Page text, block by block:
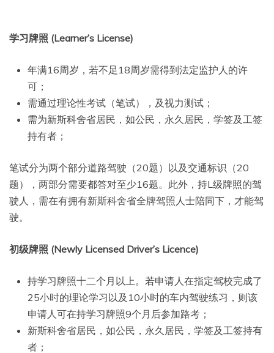
学习牌照 (Learner’s License)
年满16周岁，若不足18周岁需得到法定监护人的许
可；
需通过理论性考试（笔试），及视力测试；
需为新斯科舍省居民，如公民，永久居民，学签及工签
持有者；
笔试分为两个部分道路驾驶（20题）以及交通标识（20
题），两部分需要都答对至少16题。此外，持L级牌照的驾
驶人，需在有拥有新斯科舍省全牌驾照人士陪同下，才能驾
驶。
初级牌照 (Newly Licensed Driver’s Licence)
持学习牌照十二个月以上。若申请人在指定驾校完成了
25小时的理论学习以及10小时的车内驾驶练习，则该
申请人可在持学习牌照9个月后参加路考；
新斯科舍省居民，如公民，永久居民，学签及工签持有
者；